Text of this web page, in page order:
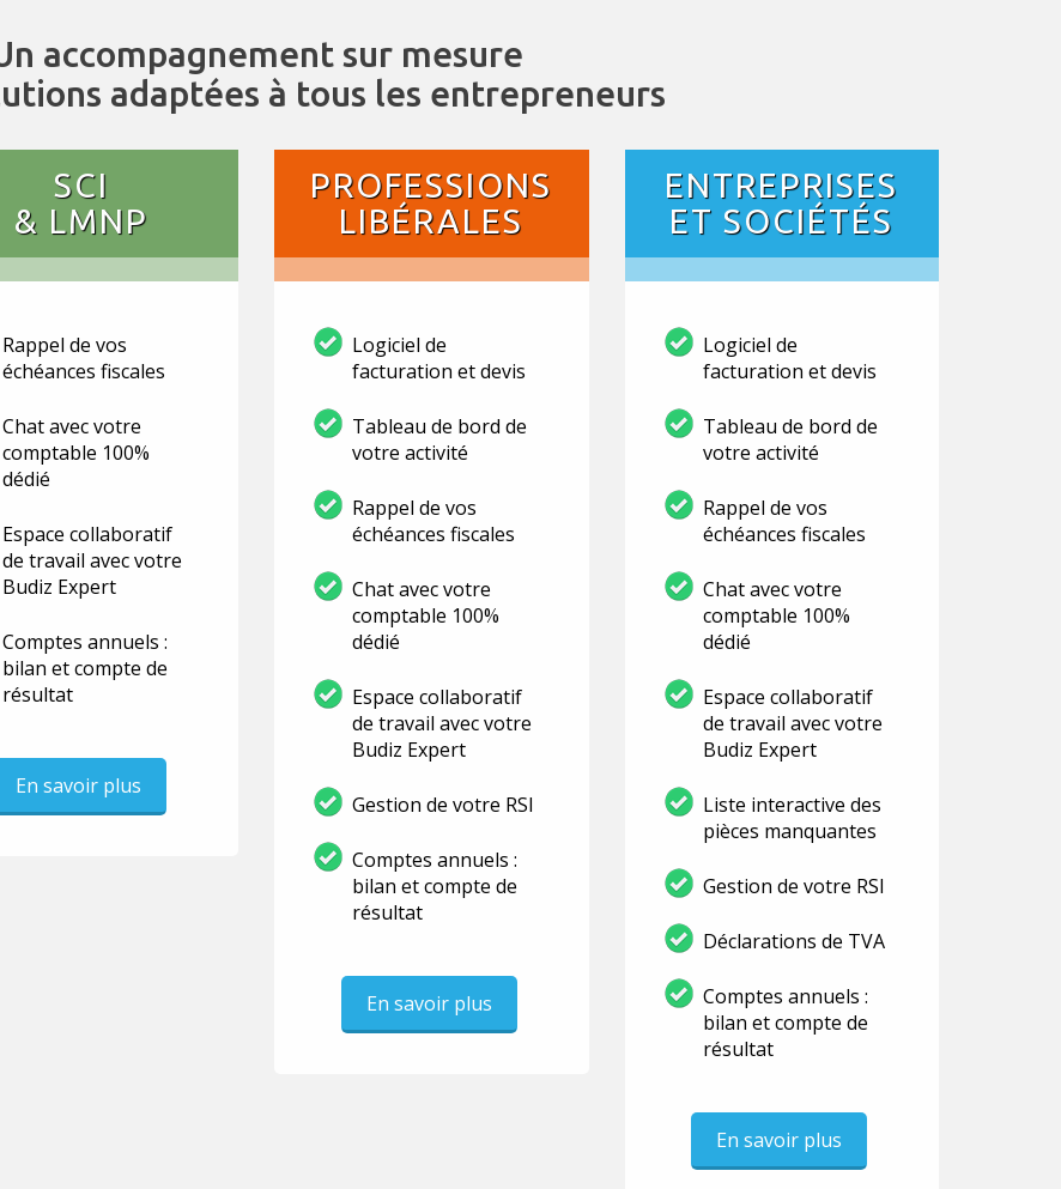
accompagnement sur mesure
adaptées à tous les entrepreneurs
SCI
& LMNP
Rappel de vos
échéances fiscales
Chat avec votre
comptable 100%
dédié
Espace collaboratif
de travail avec votre
Budiz Expert
Comptes annuels :
bilan et compte de
résultat
En savoir plus
PROFESSIONS
LIBÉRALES
Logiciel de
facturation et devis
Tableau de bord de
votre activité
Rappel de vos
échéances fiscales
Chat avec votre
comptable 100%
dédié
Espace collaboratif
de travail avec votre
Budiz Expert
Gestion de votre RSI
Comptes annuels :
bilan et compte de
résultat
En savoir plus
ENTREPRISES
ET SOCIÉTÉS
Logiciel de
facturation et devis
Tableau de bord de
votre activité
Rappel de vos
échéances fiscales
Chat avec votre
comptable 100%
dédié
Espace collaboratif
de travail avec votre
Budiz Expert
Liste interactive des
pièces manquantes
Gestion de votre RSI
Déclarations de TVA
Comptes annuels :
bilan et compte de
résultat
En savoir plus